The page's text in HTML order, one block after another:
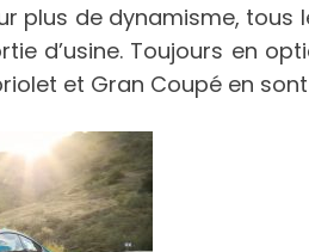
plus de dynamisme, tous
d’usine. Toujours en
et Gran Coupé en